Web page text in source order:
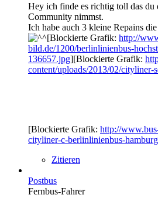
Hey ich finde es richtig toll das
Community nimmst.
Ich habe auch 3 kleine Repains
[Blockierte Grafik: http://
bild.de/1200/berlinlinienbus-
136657.jpg][Blockierte Grafik:
content/uploads/2013/02/cityliner-
[Blockierte Grafik: http://
cityliner-c-berlinlinienbus-
Zitieren
Postbus
Fernbus-Fahrer